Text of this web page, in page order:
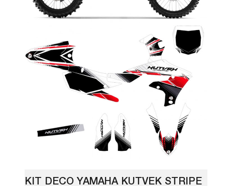
KIT DECO YAMAHA KUTVEK STRIPE